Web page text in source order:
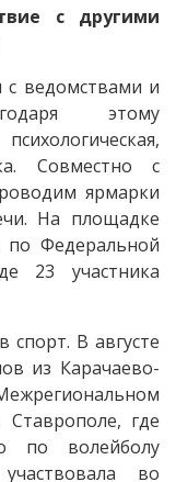
с другими
с ведомствами и
этому
Совместно с
ярмарки
На площадке
по Федеральной
23 участника
В августе
из Карачаево-
где
по волейболу
во